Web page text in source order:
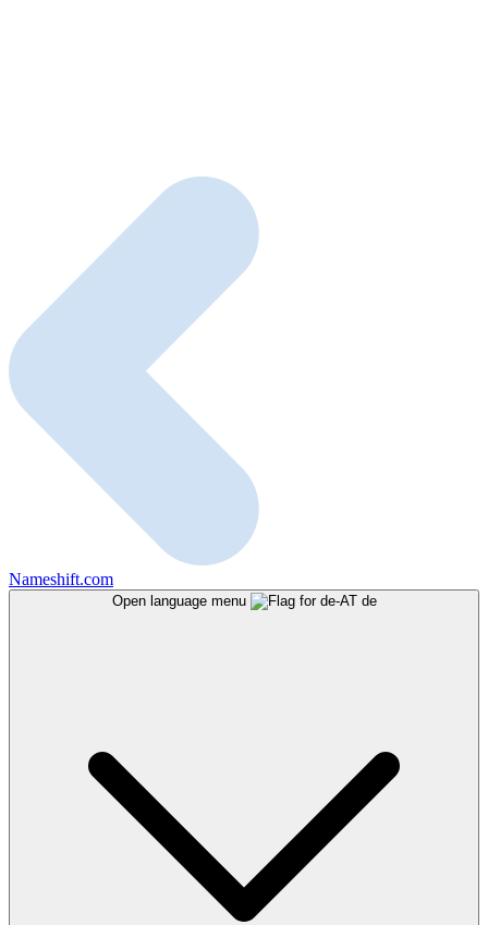
Nameshift.com
Open language menu de